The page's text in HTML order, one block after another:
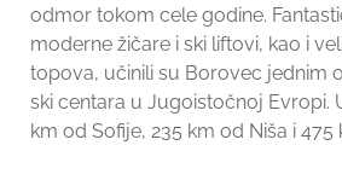
odmor tokom cele godine.
moderne žičare i ski liftovi, kao i
topova, učinili su Borovec jednim
ski centara u Jugoistočnoj Evropi.
km od Sofije, 235 km od Niša i